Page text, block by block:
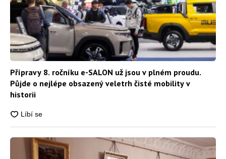
Přípravy 8. ročníku e-SALON už jsou v plném proudu.
Půjde o nejlépe obsazený veletrh čisté mobility v
historii